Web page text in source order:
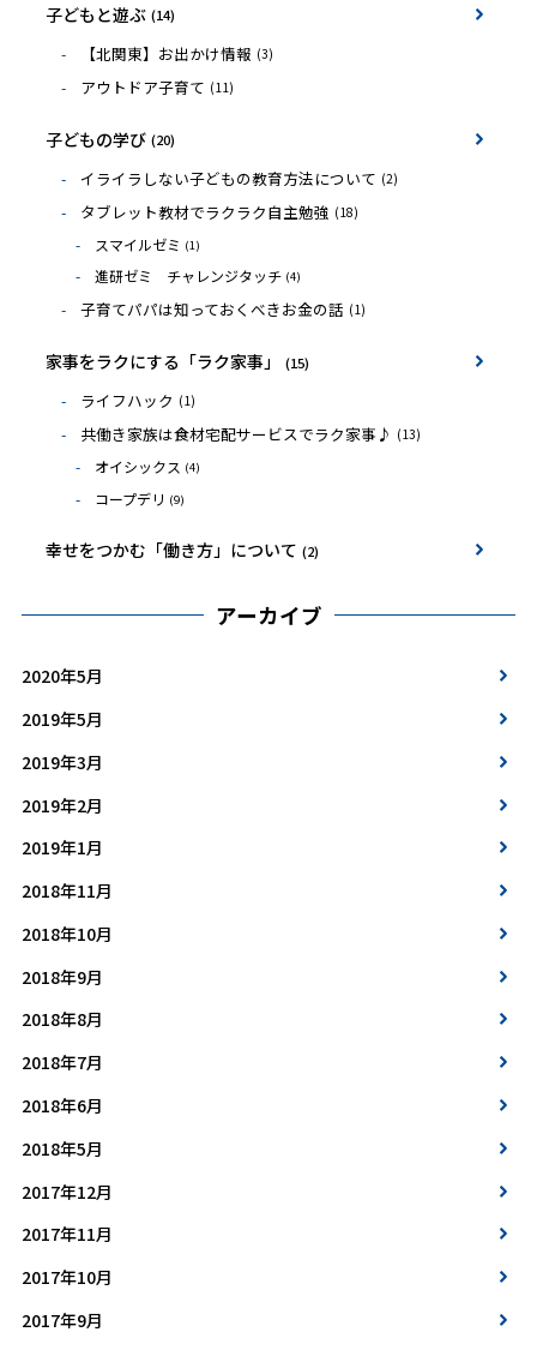
子どもと遊ぶ (14)
【北関東】お出かけ情報 (3)
アウトドア子育て (11)
子どもの学び (20)
イライラしない子どもの教育方法について (2)
タブレット教材でラクラク自主勉強 (18)
スマイルゼミ (1)
進研ゼミ チャレンジタッチ (4)
子育てパパは知っておくべきお金の話 (1)
家事をラクにする「ラク家事」 (15)
ライフハック (1)
共働き家族は食材宅配サービスでラク家事♪ (13)
オイシックス (4)
コープデリ (9)
幸せをつかむ「働き方」について (2)
アーカイブ
2020年5月
2019年5月
2019年3月
2019年2月
2019年1月
2018年11月
2018年10月
2018年9月
2018年8月
2018年7月
2018年6月
2018年5月
2017年12月
2017年11月
2017年10月
2017年9月